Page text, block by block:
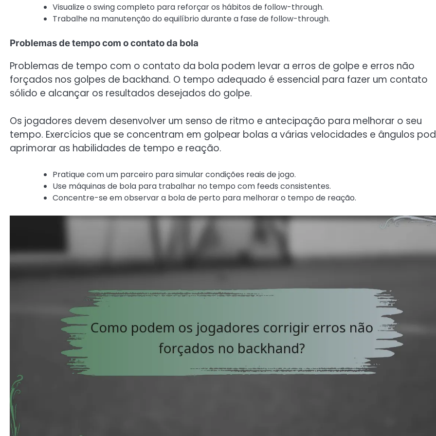
Visualize o swing completo para reforçar os hábitos de follow-through.
Trabalhe na manutenção do equilíbrio durante a fase de follow-through.
Problemas de tempo com o contato da bola
Problemas de tempo com o contato da bola podem levar a erros de golpe e erros não
forçados nos golpes de backhand. O tempo adequado é essencial para fazer um contato
sólido e alcançar os resultados desejados do golpe.
Os jogadores devem desenvolver um senso de ritmo e antecipação para melhorar o seu
tempo. Exercícios que se concentram em golpear bolas a várias velocidades e ângulos
aprimorar as habilidades de tempo e reação.
Pratique com um parceiro para simular condições reais de jogo.
Use máquinas de bola para trabalhar no tempo com feeds consistentes.
Concentre-se em observar a bola de perto para melhorar o tempo de reação.